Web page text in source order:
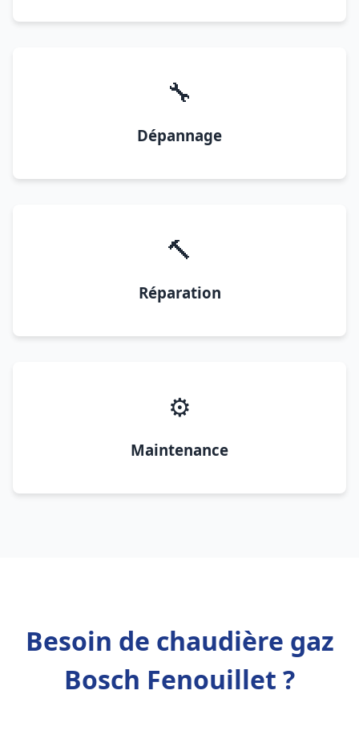
🔧
Dépannage
🔨
Réparation
⚙️
Maintenance
Besoin de chaudière gaz
Bosch Fenouillet ?